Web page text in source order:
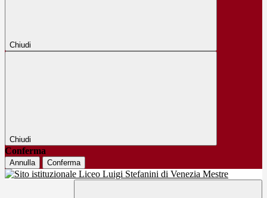
Chiudi
Chiudi
Conferma
Annulla Conferma